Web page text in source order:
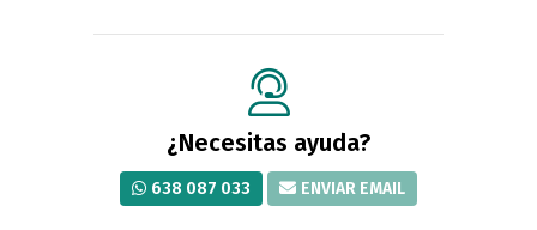
¿Necesitas ayuda?
638 087 033 ENVIAR EMAIL